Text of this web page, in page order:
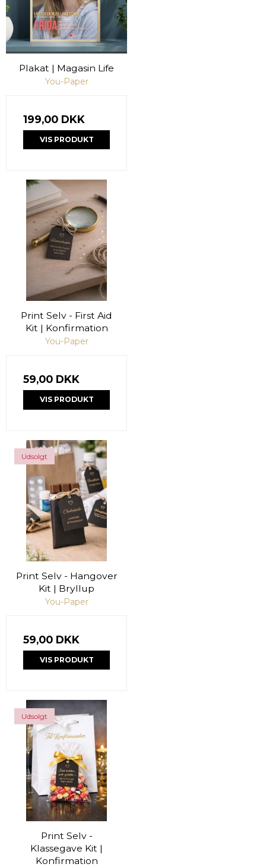
Plakat | Magasin Life
You-Paper
199,00 DKK
VIS PRODUKT
Print Selv - First Aid
Kit | Konfirmation
You-Paper
59,00 DKK
VIS PRODUKT
Udsolgt
Print Selv - Hangover
Kit | Bryllup
You-Paper
59,00 DKK
VIS PRODUKT
Udsolgt
Print Selv -
Klassegave Kit |
Konfirmation